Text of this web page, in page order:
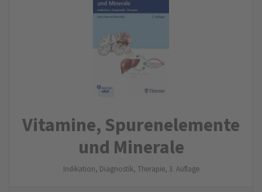
Vitamine, Spuren­elemente
und Minerale
Indikation, Diagnostik, Therapie, 3. Auflage